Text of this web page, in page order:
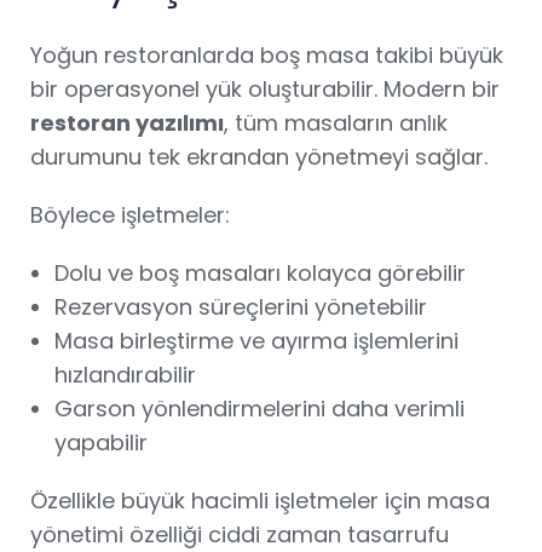
Yoğun restoranlarda boş masa takibi büyük
bir operasyonel yük oluşturabilir. Modern bir
restoran yazılımı, tüm masaların anlık
durumunu tek ekrandan yönetmeyi sağlar.
Böylece işletmeler:
Dolu ve boş masaları kolayca görebilir
Rezervasyon süreçlerini yönetebilir
Masa birleştirme ve ayırma işlemlerini
hızlandırabilir
Garson yönlendirmelerini daha verimli
yapabilir
Özellikle büyük hacimli işletmeler için masa
yönetimi özelliği ciddi zaman tasarrufu